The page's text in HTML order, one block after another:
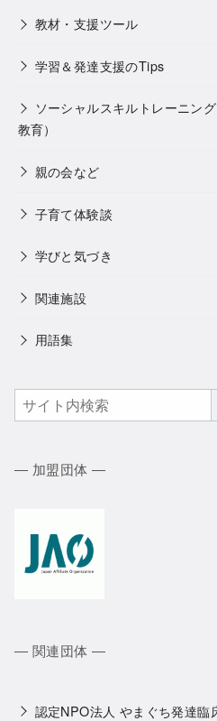
教材・支援ツール
学習＆発達支援のTips
ソーシャルスキルトレーニン
教育）
親の会など
子育て体験談
学びと気づき
関連施設
用語集
検
索
― 加盟団体 ―
― 関連団体 ―
認定NPO法人 やまぐち発達臨